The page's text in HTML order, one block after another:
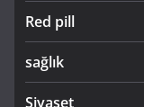
Red pill
sağlık
Siyaset